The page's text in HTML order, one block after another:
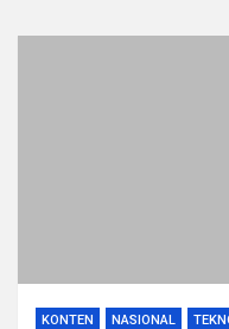
KONTEN NASIONAL